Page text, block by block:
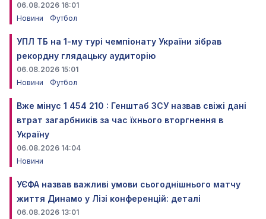
06.08.2026 16:01
Новини
Футбол
УПЛ ТБ на 1-му турі чемпіонату України зібрав
рекордну глядацьку аудиторію
06.08.2026 15:01
Новини
Футбол
Вже мінус 1 454 210 : Генштаб ЗСУ назвав свіжі дані
втрат загарбників за час їхнього вторгнення в
Україну
06.08.2026 14:04
Новини
УЄФА назвав важливі умови сьогоднішнього матчу
життя Динамо у Лізі конференцій: деталі
06.08.2026 13:01